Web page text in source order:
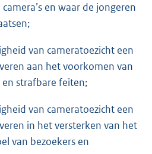
en waar de jongeren
van cameratoezicht een
aan het voorkomen van
strafbare feiten;
van cameratoezicht een
in het versterken van het
van bezoekers en